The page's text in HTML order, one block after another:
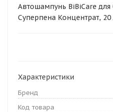
Автошампунь BiBiCare
Суперпена Концентрат, 20
Характеристики
Бренд
Код товара